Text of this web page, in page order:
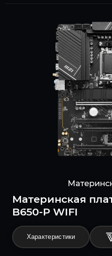
Материнская
B650-P WIFI
Характеристики